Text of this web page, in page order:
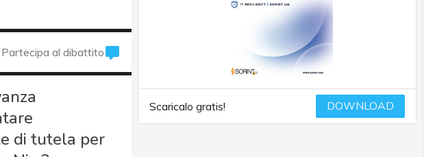
Partecipa al dibattito
di tutela per
Scaricalo gratis! DOWNLOAD